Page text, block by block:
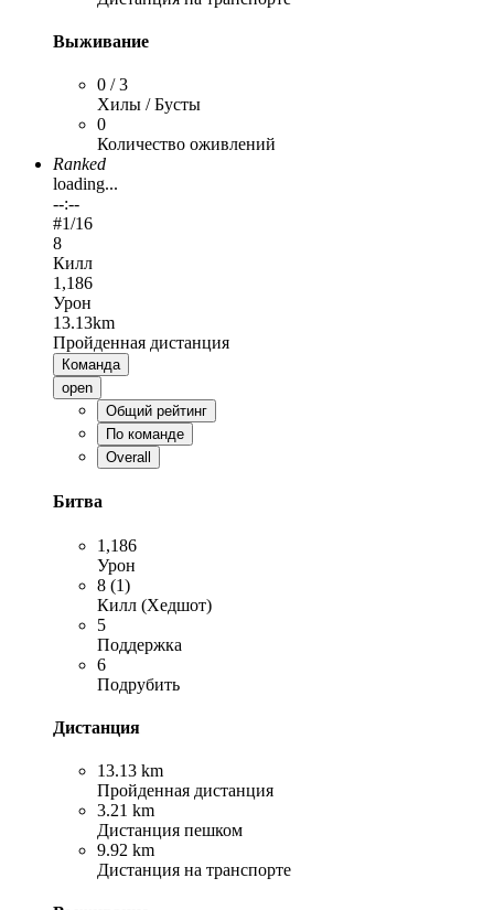
Выживание
0 / 3
Хилы / Бусты
0
Количество оживлений
Ranked
loading...
--:--
#1/16
8
Килл
1,186
Урон
13.13km
Пройденная дистанция
Команда
open
Общий рейтинг
По команде
Overall
Битва
1,186
Урон
8 (1)
Килл (Хедшот)
5
Поддержка
6
Подрубить
Дистанция
13.13 km
Пройденная дистанция
3.21 km
Дистанция пешком
9.92 km
Дистанция на транспорте